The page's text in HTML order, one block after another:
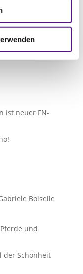
ist neuer FN-
Boiselle
und
der Schönheit